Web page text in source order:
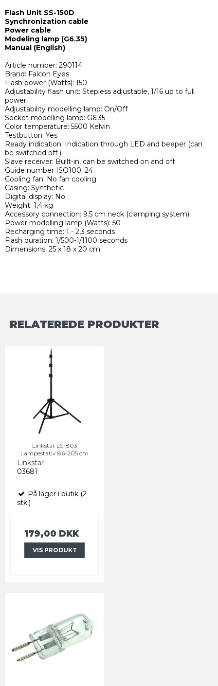
Flash Unit SS-150D
Synchronization cable
Power cable
Modeling lamp (G6.35)
Manual (English)
Article number: 290114
Brand: Falcon Eyes
Flash power (Watts): 150
Adjustability flash unit: Stepless adjustable, 1/16 up to full
power
Adjustability modelling lamp: On/Off
Socket modelling lamp: G6.35
Color temperature: 5500 Kelvin
Testbutton: Yes
Ready indication: Indication through LED and beeper (can
be switched off )
Slave receiver: Built-in, can be switched on and off
Guide number ISO100: 24
Cooling fan: No fan cooling
Casing: Synthetic
Digital display: No
Weight: 1,4 kg
Accessory connection: 9.5 cm neck (clamping system)
Power modelling lamp (Watts): 50
Recharging time: 1 - 2,3 seconds
Flash duration: 1/500-1/1100 seconds
Dimensions: 25 x 18 x 20 cm
RELATEREDE PRODUKTER
Linkstar LS-803
Lampestativ 86-205 cm
Linkstar
03681
På lager i butik (2
stk.)
179,00 DKK
VIS PRODUKT